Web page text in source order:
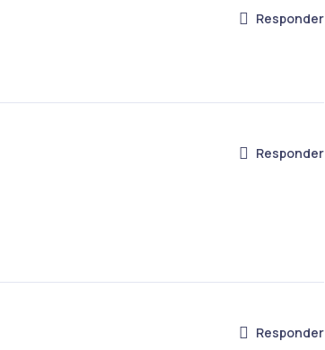
Responder
Responder
Responder